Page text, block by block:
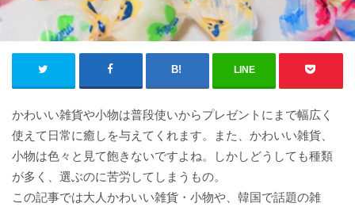
LINE
かわいい雑貨や小物は普段使いからプレゼントにまで幅広く
使えて日常に癒しを与えてくれます。また、かわいい雑貨、
小物は色々と見て飽きないですよね。しかしどうしても種類
が多く、選ぶのに苦労してしまうもの。
この記事では大人かわいい雑貨・小物や、韓国で話題の雑